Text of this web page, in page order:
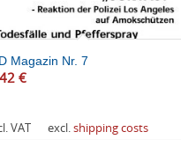
Magazin Nr. 7
€
VAT excl.shipping costs